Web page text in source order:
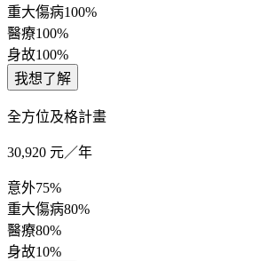
重大傷病100%
醫療100%
身故100%
我想了解
全方位及格計畫
30,920 元／年
意外75%
重大傷病80%
醫療80%
身故10%